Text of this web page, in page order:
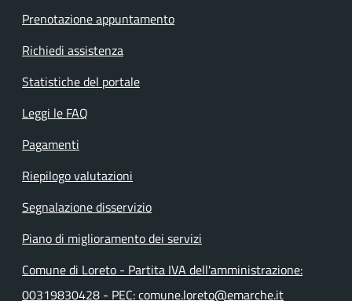
Prenotazione appuntamento
Richiedi assistenza
Statistiche del portale
Leggi le FAQ
Pagamenti
Riepilogo valutazioni
Segnalazione disservizio
Piano di miglioramento dei servizi
Comune di Loreto - Partita IVA dell'amministrazione:
00319830428 - PEC: comune.loreto@emarche.it